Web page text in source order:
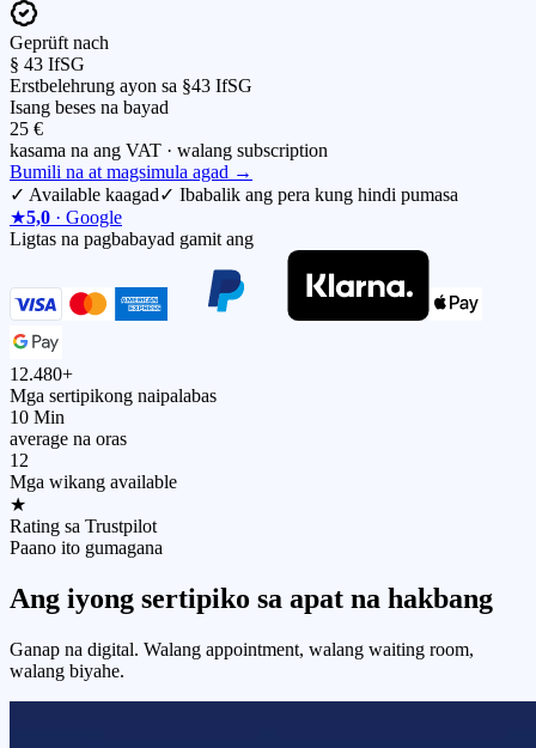
Geprüft nach
§ 43 IfSG
Erstbelehrung ayon sa §43 IfSG
Isang beses na bayad
25 €
kasama na ang VAT · walang subscription
Bumili na at magsimula agad →
✓ Available kaagad✓ Ibabalik ang pera kung hindi pumasa
★5,0 · Google
Ligtas na pagbabayad gamit ang
12.480+
Mga sertipikong naipalabas
10 Min
average na oras
12
Mga wikang available
★
Rating sa Trustpilot
Paano ito gumagana
Ang iyong sertipiko sa apat na hakbang
Ganap na digital. Walang appointment, walang waiting room,
walang biyahe.